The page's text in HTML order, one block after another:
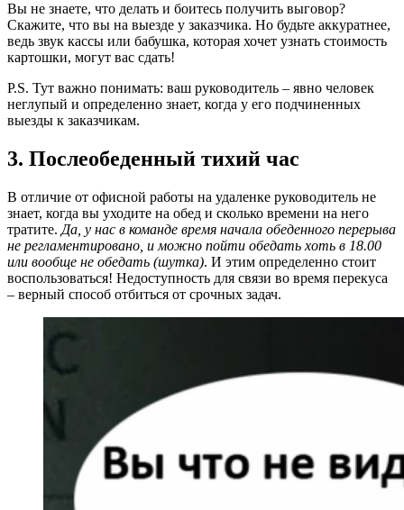
Вы не знаете, что делать и боитесь получить выговор?
Скажите, что вы на выезде у заказчика. Но будьте аккуратнее,
ведь звук кассы или бабушка, которая хочет узнать стоимость
картошки, могут вас сдать!
P.S. Тут важно понимать: ваш руководитель – явно человек
неглупый и определенно знает, когда у его подчиненных
выезды к заказчикам.
3. Послеобеденный тихий час
В отличие от офисной работы на удаленке руководитель не
знает, когда вы уходите на обед и сколько времени на него
тратите. Да, у нас в команде время начала обеденного перерыва
не регламентировано, и можно пойти обедать хоть в 18.00
или вообще не обедать (шутка). И этим определенно стоит
воспользоваться! Недоступность для связи во время перекуса
– верный способ отбиться от срочных задач.